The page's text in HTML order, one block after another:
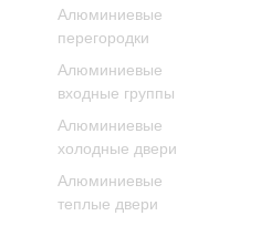
Алюминиевые
перегородки
Алюминиевые
входные группы
Алюминиевые
холодные двери
Алюминиевые
теплые двери